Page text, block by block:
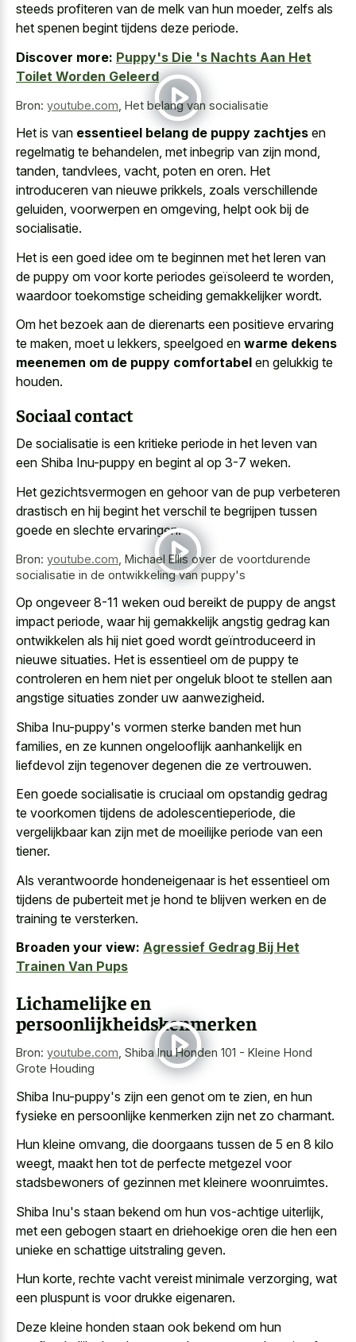
steeds profiteren van de melk van hun moeder, zelfs als
het spenen begint tijdens deze periode.
Discover more: Puppy's Die 's Nachts Aan Het
Toilet Worden Geleerd
Bron: youtube.com Het belang van socialisatie
Het is van essentieel belang de puppy zachtjes en
regelmatig te behandelen, met inbegrip van zijn mond,
tanden, tandvlees, vacht, poten en oren. Het
introduceren van nieuwe prikkels, zoals verschillende
geluiden, voorwerpen en omgeving, helpt ook bij de
socialisatie.
Het is een goed idee om te beginnen met het leren van
de puppy om voor korte periodes geïsoleerd te worden,
waardoor toekomstige scheiding gemakkelijker wordt.
Om het bezoek aan de dierenarts een positieve ervaring
te maken, moet u lekkers, speelgoed en warme dekens
meenemen om de puppy comfortabel en gelukkig te
houden.
Sociaal contact
De socialisatie is een kritieke periode in het leven van
een Shiba Inu-puppy en begint al op 3-7 weken.
Het gezichtsvermogen en gehoor van de pup verbeteren
drastisch en hij begint het verschil te begrijpen tussen
goede en slechte ervaringen.
Bron: youtube.com Michael Ellis over de voortdurende
socialisatie in de ontwikkeling van puppy's
Op ongeveer 8-11 weken oud bereikt de puppy de angst
impact periode, waar hij gemakkelijk angstig gedrag kan
ontwikkelen als hij niet goed wordt geïntroduceerd in
nieuwe situaties. Het is essentieel om de puppy te
controleren en hem niet per ongeluk bloot te stellen aan
angstige situaties zonder uw aanwezigheid.
Shiba Inu-puppy's vormen sterke banden met hun
families, en ze kunnen ongelooflijk aanhankelijk en
liefdevol zijn tegenover degenen die ze vertrouwen.
Een goede socialisatie is cruciaal om opstandig gedrag
te voorkomen tijdens de adolescentieperiode, die
vergelijkbaar kan zijn met de moeilijke periode van een
tiener.
Als verantwoorde hondeneigenaar is het essentieel om
tijdens de puberteit met je hond te blijven werken en de
training te versterken.
Broaden your view: Agressief Gedrag Bij Het
Trainen Van Pups
Lichamelijke en
persoonlijkheidskenmerken
Bron: youtube.com Shiba Inu Honden 101 - Kleine Hond
Grote Houding
Shiba Inu-puppy's zijn een genot om te zien, en hun
fysieke en persoonlijke kenmerken zijn net zo charmant.
Hun kleine omvang, die doorgaans tussen de 5 en 8 kilo
weegt, maakt hen tot de perfecte metgezel voor
stadsbewoners of gezinnen met kleinere woonruimtes.
Shiba Inu's staan bekend om hun vos-achtige uiterlijk,
met een gebogen staart en driehoekige oren die hen een
unieke en schattige uitstraling geven.
Hun korte, rechte vacht vereist minimale verzorging, wat
een pluspunt is voor drukke eigenaren.
Deze kleine honden staan ook bekend om hun